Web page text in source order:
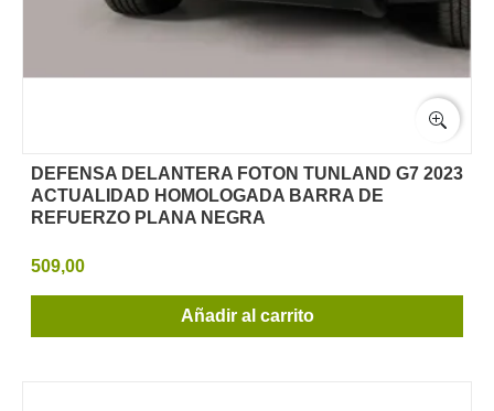
DEFENSA DELANTERA FOTON TUNLAND G7 2023
ACTUALIDAD HOMOLOGADA BARRA DE
REFUERZO PLANA NEGRA
509,00
Añadir al carrito